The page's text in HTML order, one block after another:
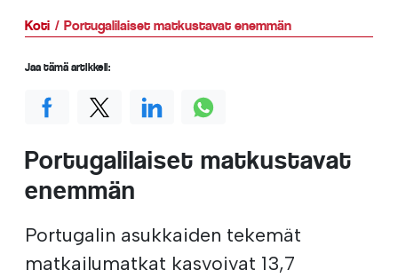
Koti Portugalilaiset matkustavat enemmän
Portugalilaiset matkustavat
enemmän
Portugalin asukkaiden tekemät
matkailumatkat kasvoivat 13,7
Jaa tämä artikkeli: